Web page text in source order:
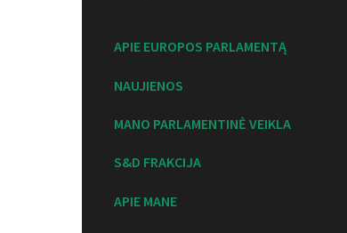
APIE EUROPOS PARLAMENTĄ
NAUJIENOS
MANO PARLAMENTINĖ VEIKLA
S&D FRAKCIJA
APIE MANE